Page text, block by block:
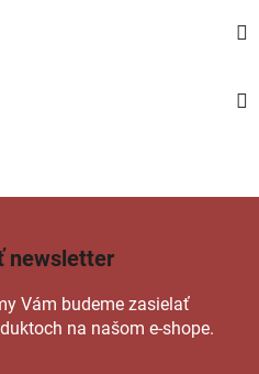
newsletter
Vám budeme zasielať
na našom e-shope.